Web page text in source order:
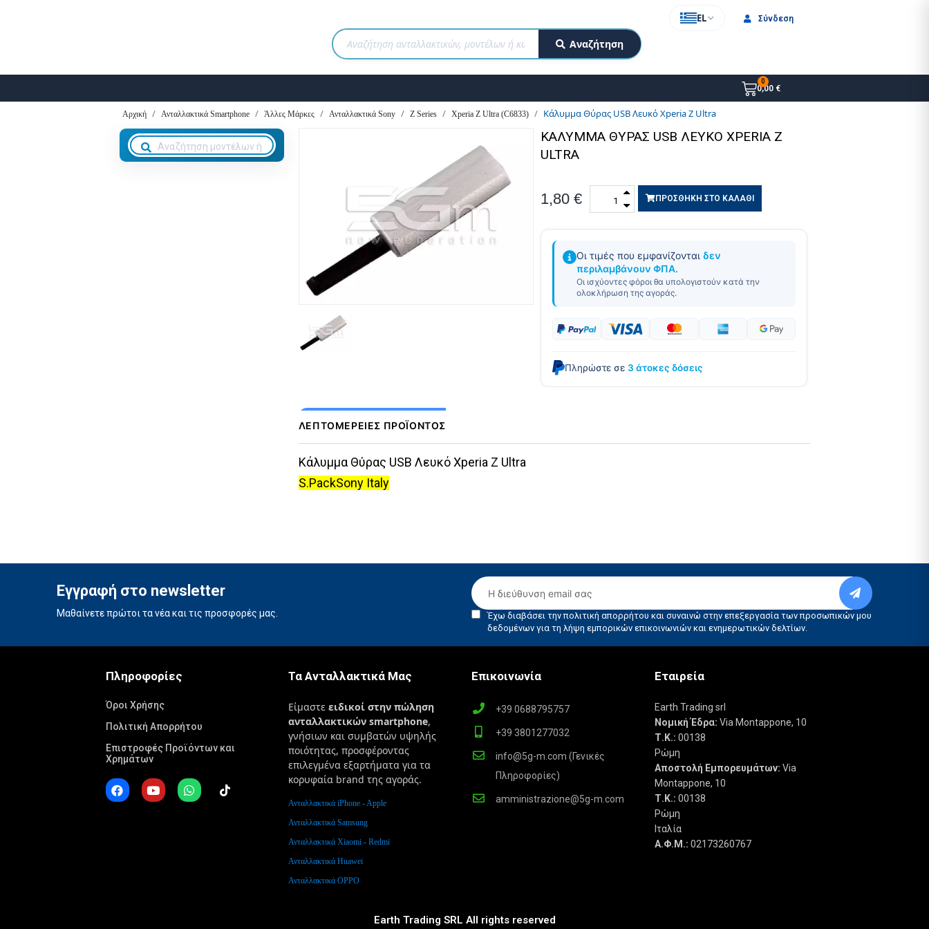
Αναζήτηση
EL Σύνδεση
0,00 €
Αρχική Ανταλλακτικά Smartphone Άλλες Μάρκες Ανταλλακτικά Sony Z Series Xperia Z Ultra (C6833) Κάλυμμα Θύρας USB Λευκό Xperia Z Ultra
ΚΆΛΥΜΜΑ ΘΎΡΑΣ USB ΛΕΥΚΌ XPERIA Z
ULTRA
1,80 € ΠΡΟΣΘΗΚΗ ΣΤΟ ΚΑΛΑΘΙ
Οι τιμές που εμφανίζονταιδεν
περιλαμβάνουν ΦΠΑ.
Οι ισχύοντες φόροι θα υπολογιστούν κατά την
ολοκλήρωση της αγοράς.
Πληρώστε σε 3 άτοκες δόσεις
ΛΕΠΤΟΜΈΡΕΙΕΣ ΠΡΟΪΌΝΤΟΣ
Κάλυμμα Θύρας USB Λευκό Xperia Z Ultra
S.PackSony Italy
Εγγραφή στο newsletter
Μαθαίνετε πρώτοι τα νέα και τις προσφορές μας.
Πληροφορίες
Όροι Χρήσης
Πολιτική Απορρήτου
Επιστροφές Προϊόντων και
Χρημάτων
Τα Ανταλλακτικά Μας
Είμαστεειδικοί στην πώληση
ανταλλακτικών smartphone,
γνήσιων και συμβατών υψηλής
ποιότητας, προσφέροντας
επιλεγμένα εξαρτήματα για τα
κορυφαία brand της αγοράς.
Ανταλλακτικά iPhone - Apple
Ανταλλακτικά Samsung
Ανταλλακτικά Xiaomi - Redmi
Ανταλλακτικά Huawei
Ανταλλακτικά OPPO
Επικοινωνία
+39 0688795757
+39 3801277032
info@5g-m.com (Γενικές
Πληροφορίες)
amministrazione@5g-m.com
Εταιρεία
Earth Trading srl
Νομική Έδρα: Via Montappone, 10
Τ.Κ.: 00138
Ρώμη
Αποστολή Εμπορευμάτων: Via
Montappone, 10
Τ.Κ.: 00138
Ρώμη
Ιταλία
Α.Φ.Μ.: 02173260767
Earth Trading SRL All rights reserved